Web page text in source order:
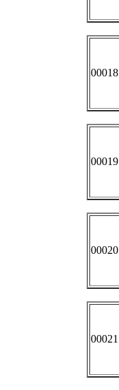
00018
00019
00020
00021